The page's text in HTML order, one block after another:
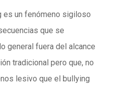
es un fenómeno sigiloso
que se
general fuera del alcance
tradicional pero que, no
lesivo que el bullying